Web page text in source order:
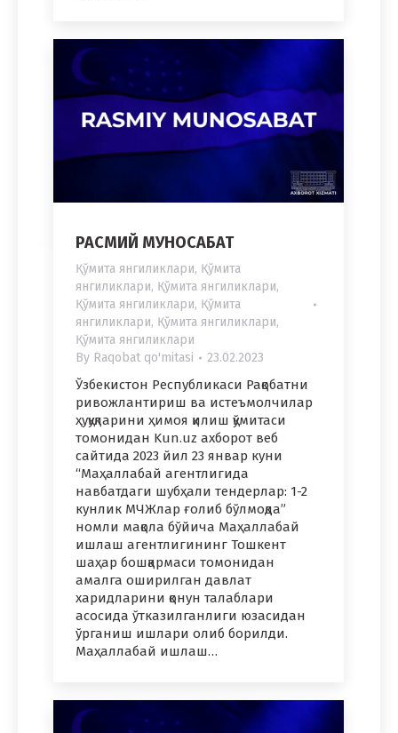
РАСМИЙ МУНОСАБАТ
Қўмита янгиликлари, Қўмита
янгиликлари, Қўмита янгиликлари,
Қўмита янгиликлари, Қўмита
янгиликлари, Қўмита янгиликлари,
Қўмита янгиликлари
By Raqobat qo'mitasi 23.02.2023
Ўзбекистон Республикаси Рақобатни
ривожлантириш ва истеъмолчилар
ҳуқуқларини ҳимоя қилиш қўмитаси
томонидан Kun.uz ахборот веб
сайтида 2023 йил 23 январ куни
“Маҳаллабай агентлигида
навбатдаги шубҳали тендерлар: 1-2
кунлик МЧЖлар ғолиб бўлмоқда”
номли мақола бўйича Маҳаллабай
ишлаш агентлигининг Тошкент
шаҳар бошқармаси томонидан
амалга оширилган давлат
харидларини қонун талаблари
асосида ўтказилганлиги юзасидан
ўрганиш ишлари олиб борилди.
Маҳаллабай ишлаш…